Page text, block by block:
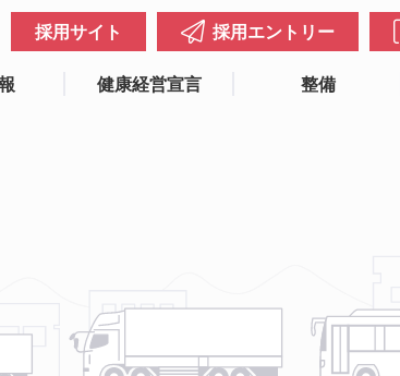
健康経営宣言 整備
採用サイト 採用エントリー